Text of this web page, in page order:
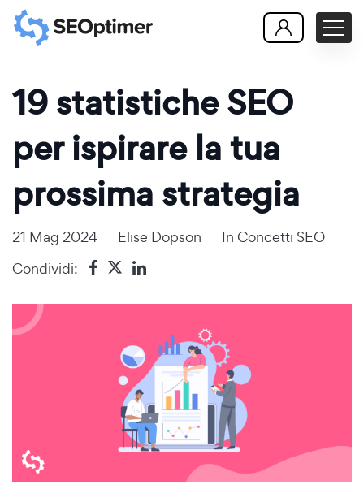
19 statistiche SEO
per ispirare la tua
prossima strategia
21 Mag 2024 Elise Dopson In Concetti SEO
Condividi: